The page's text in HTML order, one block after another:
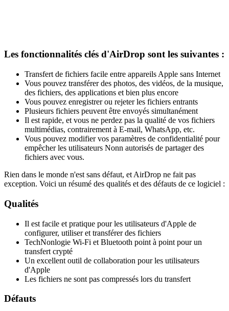
Les fonctionnalités clés d'AirDrop sont les suivantes :
Transfert de fichiers facile entre appareils Apple sans Internet
Vous pouvez transférer des photos, des vidéos, de la musique,
des fichiers, des applications et bien plus encore
Vous pouvez enregistrer ou rejeter les fichiers entrants
Plusieurs fichiers peuvent être envoyés simultanément
Il est rapide, et vous ne perdez pas la qualité de vos fichiers
multimédias, contrairement à E-mail, WhatsApp, etc.
Vous pouvez modifier vos paramètres de confidentialité pour
empêcher les utilisateurs Nonn autorisés de partager des
fichiers avec vous.
Rien dans le monde n'est sans défaut, et AirDrop ne fait pas
exception. Voici un résumé des qualités et des défauts de ce logiciel :
Qualités
Il est facile et pratique pour les utilisateurs d'Apple de
configurer, utiliser et transférer des fichiers
TechNonlogie Wi-Fi et Bluetooth point à point pour un
transfert crypté
Un excellent outil de collaboration pour les utilisateurs
d'Apple
Les fichiers ne sont pas compressés lors du transfert
Défauts